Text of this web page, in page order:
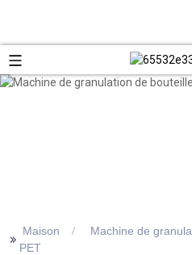
>> Maison
Machine de
PET